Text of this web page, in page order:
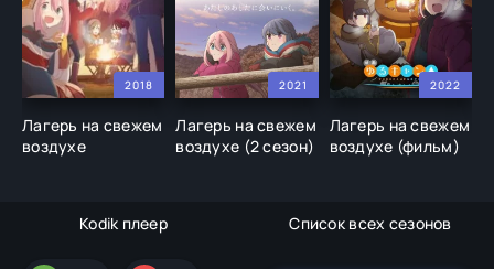
2018
Лагерь на свежем
воздухе
2021
Лагерь на свежем
воздухе (2 сезон)
2022
Лагерь на свежем
воздухе (фильм)
Kodik плеер Список всех сезонов